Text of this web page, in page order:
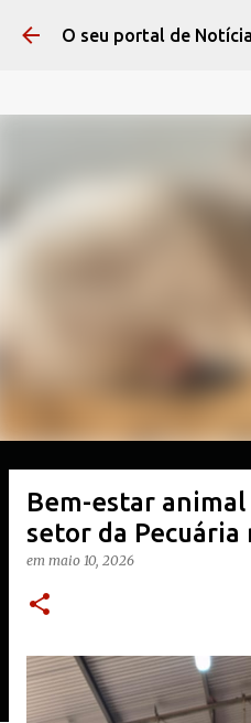
O seu portal de
​Bem-estar
setor da Pecuária
em maio 10, 2026